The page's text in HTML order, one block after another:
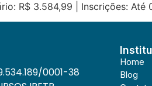
R$ 3.584,99 | Inscrições: Até
0001-38
Home
Blog